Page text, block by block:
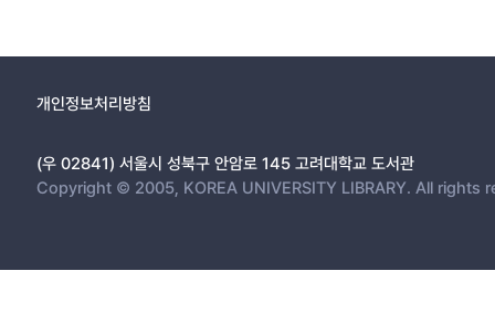
개인정보처리방침
(우 02841) 서울시 성북구 안암로 145 고려대학교 도서관
Copyright © 2005, KOREA UNIVERSITY LIBRARY. All rights